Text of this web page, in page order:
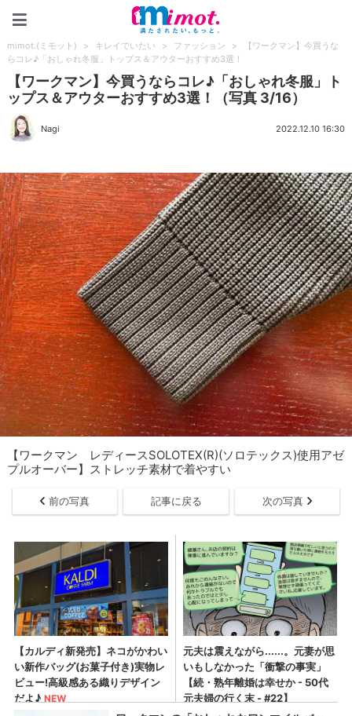
mimot.(ミモット) > キレイでいたい > ファッション >
【ワークマン】今買うな
らコレ♪「おしゃれ冬服」トップス＆アウターおすすめ3選！
【ワークマン】今買うならコレ♪「おしゃれ冬服」ト
ップス＆アウターおすすめ3選！（写真 3/16）
Nagi 2022.12.10 16:30
【ワークマン レディースSOLOTEX(R)(ソロテックス)使用アゼ
プルオーバー】ストレッチ素材で着やすい
前の写真 記事に戻る 次の写真